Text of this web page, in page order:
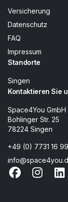
Versicherung
Datenschutz
FAQ
Impressum
Standorte
Singen
Kontaktieren Sie
Space4You GmbH
Bohlinger Str. 25
78224 Singen
+49 (0) 7731 16
Facebook